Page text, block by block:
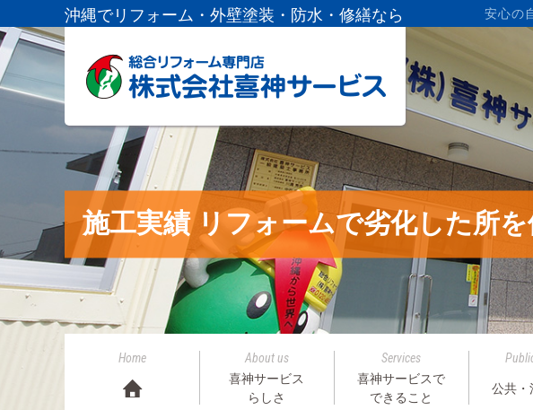
沖縄でリフォーム・外壁塗装・防水・修繕なら 安心の
施工実績 リフォームで劣化した所を
Home
About us
喜神サービス
らしさ
Services
喜神サービスで
できること
公共・